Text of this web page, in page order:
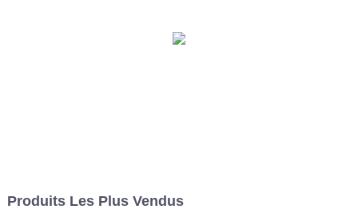
Produits Les Plus Vendus